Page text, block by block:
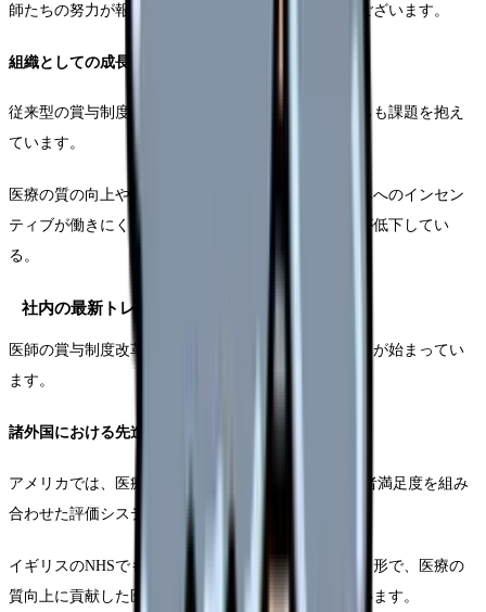
師たちの努力が報酬に反映されないことへの不満がございます。
組織としての成長への影響
従来型の賞与制度は、組織全体の成長という観点からも課題を抱え
ています。
医療の質の向上や経営効率の向上にも向けた取り組みへのインセン
ティブが働きにくく、結果として病院全体の競争力が低下してい
る。
社内の最新トレンド
医師の賞与制度改革は、内部で様々な新しい取り組みが始まってい
ます。
諸外国における先進事例
アメリカでは、医療の質指標（Quality Metrics）と患者満足度を組み
合わせた評価システムが標準となっています。
イギリスのNHSでも、Clinical Excellence Awardsという形で、医療の
質向上に貢献した医師を評価する制度が取得されています。